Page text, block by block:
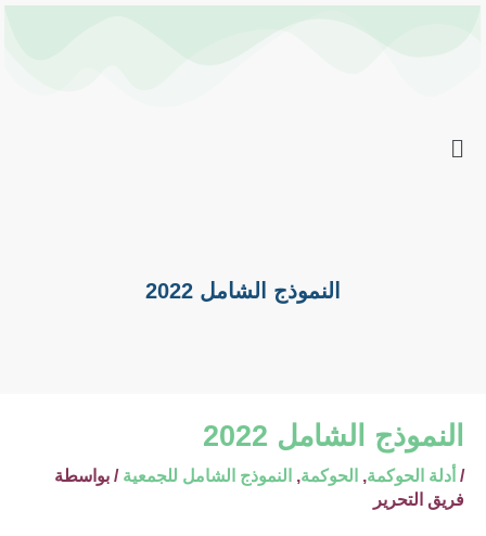
النموذج الشامل 2022
النموذج الشامل 2022
/ أدلة الحوكمة, الحوكمة, النموذج الشامل للجمعية / بواسطة
فريق التحرير
navigation